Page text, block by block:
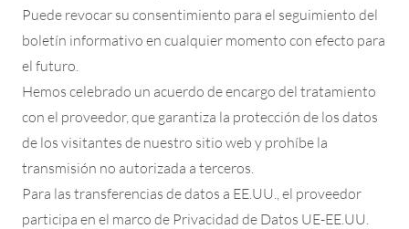
Puede revocar su consentimiento para el seguimiento del
boletín informativo en cualquier momento con efecto para
el futuro.
Hemos celebrado un acuerdo de encargo del tratamiento
con el proveedor, que garantiza la protección de los datos
de los visitantes de nuestro sitio web y prohíbe la
transmisión no autorizada a terceros.
Para las transferencias de datos a EE.UU., el proveedor
participa en el marco de Privacidad de Datos UE-EE.UU.